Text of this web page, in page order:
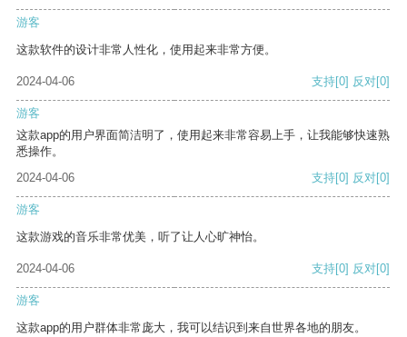
游客
这款软件的设计非常人性化，使用起来非常方便。
2024-04-06 支持[0] 反对[0]
游客
这款app的用户界面简洁明了，使用起来非常容易上手，让我能够快速熟
悉操作。
2024-04-06
支持[0] 反对[0]
游客
这款游戏的音乐非常优美，听了让人心旷神怡。
2024-04-06 支持[0] 反对[0]
游客
这款app的用户群体非常庞大，我可以结识到来自世界各地的朋友。